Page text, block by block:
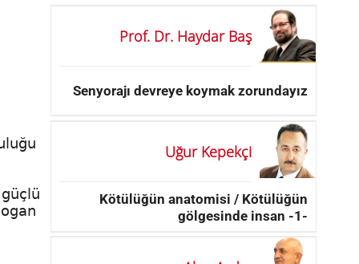
Prof. Dr. Haydar Baş
Senyorajı devreye koymak zorundayız
Uğur Kepekçi
Kötülüğün anatomisi / Kötülüğün
gölgesinde insan -1-